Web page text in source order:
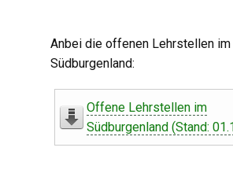
Anbei die offenen Lehrstellen im
Südburgenland:
Offene Lehrstellen im
Südburgenland (Stand: